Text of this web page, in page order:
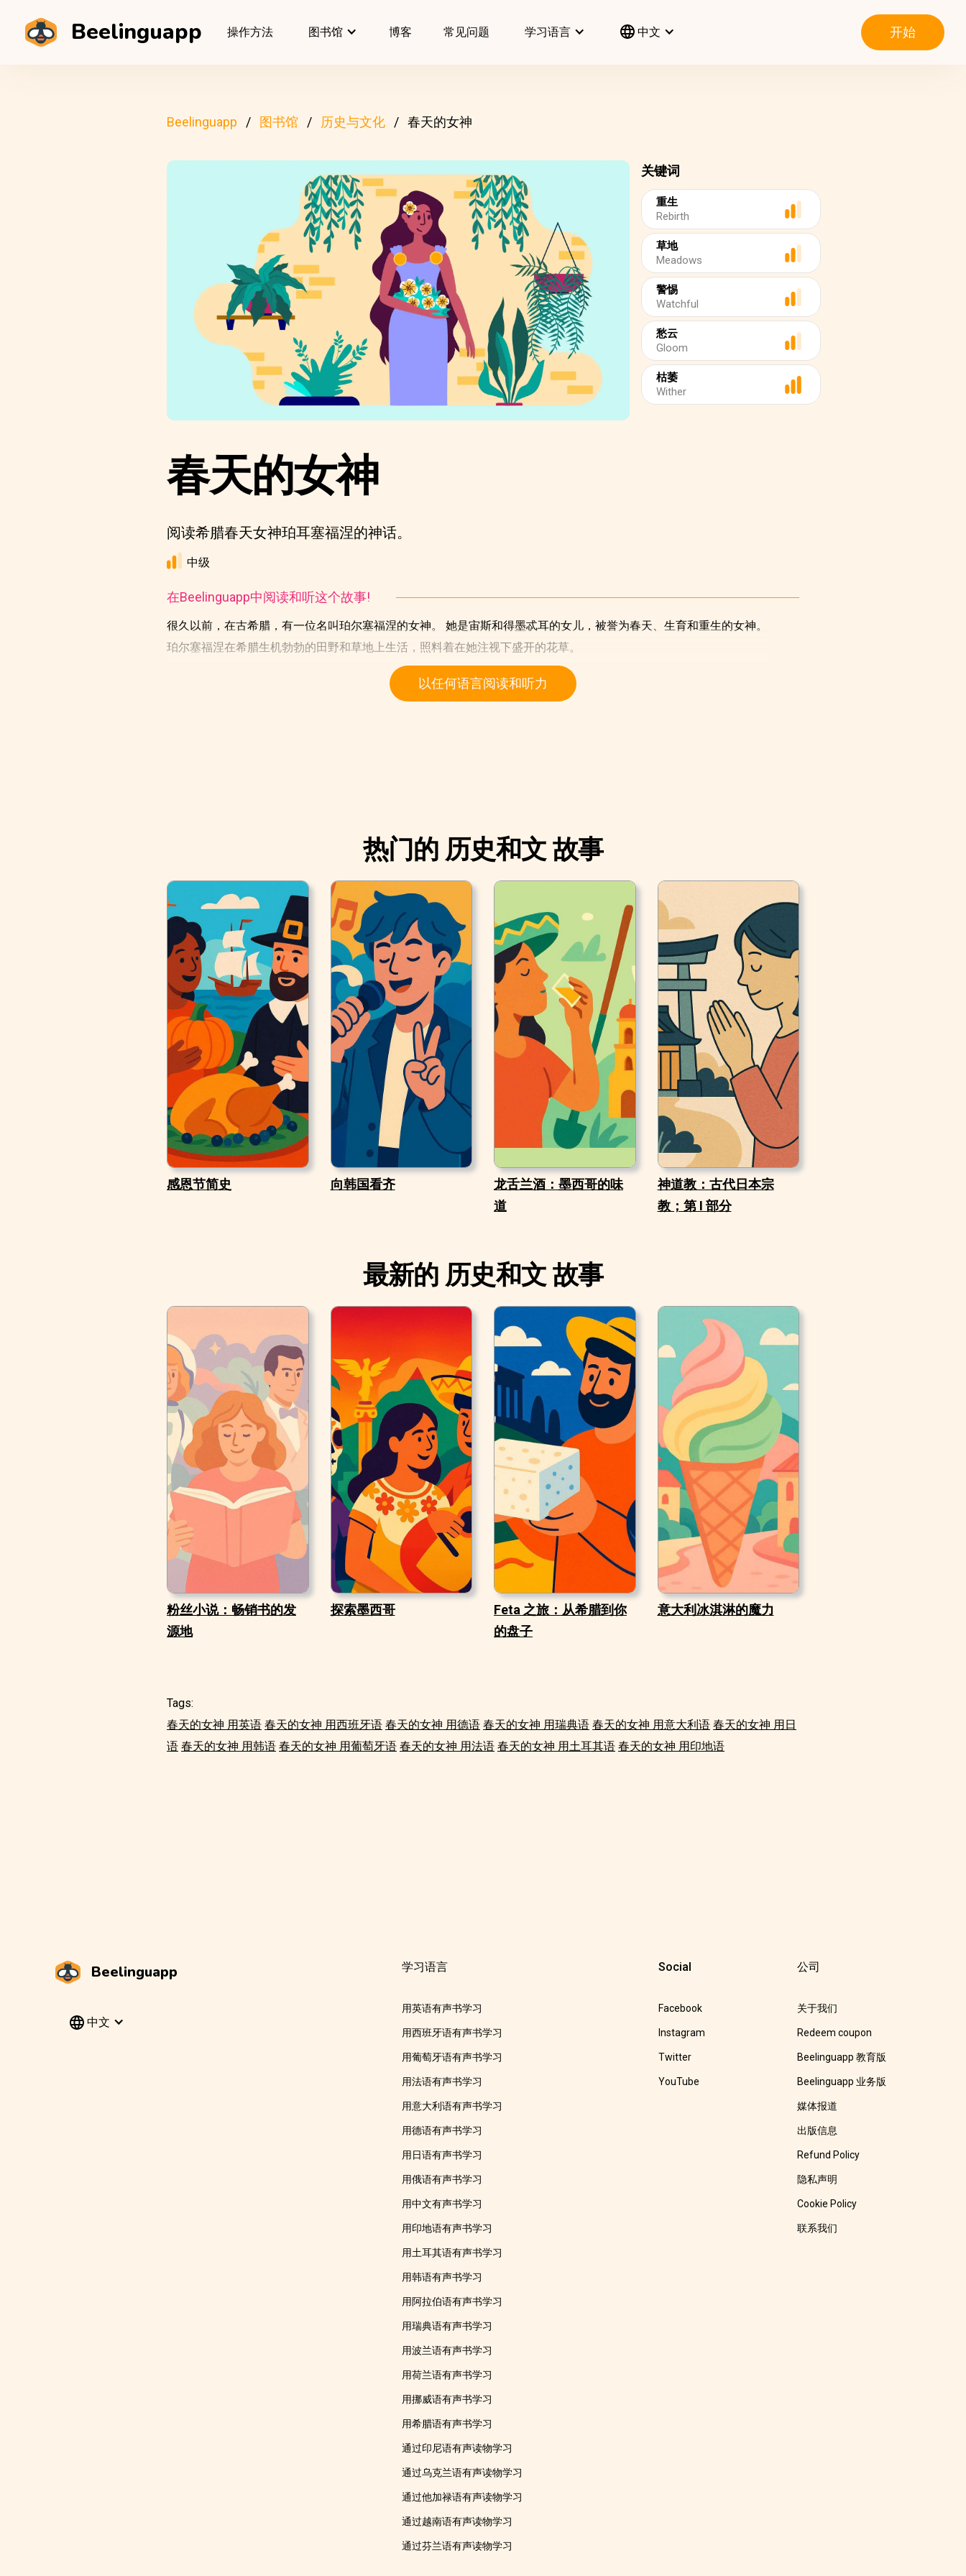
Beelinguapp 操作方法 图书馆 博客 常见问题 学习语言 中文 开始
Beelinguapp 图书馆 历史与文化 春天的女神
关键词
重生
Rebirth
草地
Meadows
警惕
Watchful
愁云
Gloom
枯萎
Wither
春天的女神
阅读希腊春天女神珀耳塞福涅的神话。
中级
在Beelinguapp中阅读和听这个故事!
很久以前，在古希腊，有一位名叫珀尔塞福涅的女神。 她是宙斯和得墨忒耳的女儿，被誉为春天、生育和重生的女神。
珀尔塞福涅在希腊生机勃勃的田野和草地上生活，照料着在她注视下盛开的花草。
以任何语言阅读和听力
热门的 历史和文 故事
感恩节简史 向韩国看齐
龙舌兰酒：墨西哥的味
道
神道教：古代日本宗
教；第 I 部分
最新的 历史和文 故事
粉丝小说：畅销书的发
源地
探索墨西哥
Feta 之旅：从希腊到你
的盘子
意大利冰淇淋的魔力
Tags:
春天的女神 用英语 春天的女神 用西班牙语 春天的女神 用德语 春天的女神 用瑞典语 春天的女神 用意大利语 春天的女神 用日
语 春天的女神 用韩语 春天的女神 用葡萄牙语 春天的女神 用法语 春天的女神 用土耳其语 春天的女神 用印地语
Beelinguapp
中文
学习语言
用英语有声书学习
用西班牙语有声书学习
用葡萄牙语有声书学习
用法语有声书学习
用意大利语有声书学习
用德语有声书学习
用日语有声书学习
用俄语有声书学习
用中文有声书学习
用印地语有声书学习
用土耳其语有声书学习
用韩语有声书学习
用阿拉伯语有声书学习
用瑞典语有声书学习
用波兰语有声书学习
用荷兰语有声书学习
用挪威语有声书学习
用希腊语有声书学习
通过印尼语有声读物学习
通过乌克兰语有声读物学习
通过他加禄语有声读物学习
通过越南语有声读物学习
通过芬兰语有声读物学习
Social
Facebook
Instagram
Twitter
YouTube
公司
关于我们
Redeem coupon
Beelinguapp 教育版
Beelinguapp 业务版
媒体报道
出版信息
Refund Policy
隐私声明
Cookie Policy
联系我们